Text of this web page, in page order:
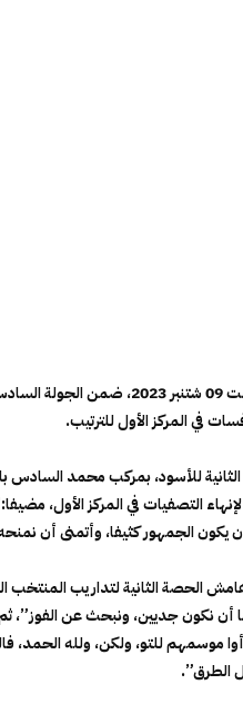
أعلن أسوط الأطلس جاهزيتهم لمواجهة منتخب
في المركز الأول للترتيب.
للأسود، بمركب محمد السادس
التصفيات في المركز الأول،
الجمهور كثيفا، وأتمنى أن نمنحه
الحصة الثانية لتداريب المنتخب
أن نكون جديين، ونبحث عن
موسمهم للتو، ولكن، ولله
الطرق”.